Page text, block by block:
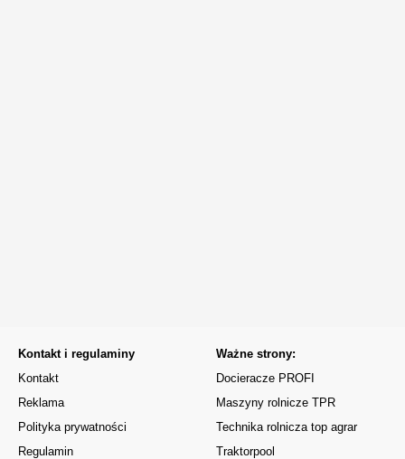
Kontakt i regulaminy
Kontakt
Reklama
Polityka prywatności
Regulamin
Ważne strony:
Docieracze PROFI
Maszyny rolnicze TPR
Technika rolnicza top agrar
Traktorpool